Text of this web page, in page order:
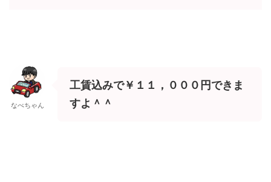
なべちゃん
工賃込みで￥１１，０００円できま
すよ＾＾